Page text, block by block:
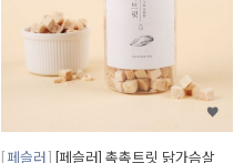
페슬러
[페슬러] 촉촉트릿 닭가슴살